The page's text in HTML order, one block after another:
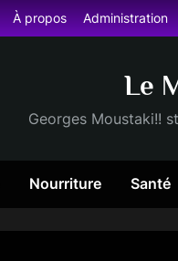
À propos Administration
Le
Georges Moustaki!!
Nourriture Santé